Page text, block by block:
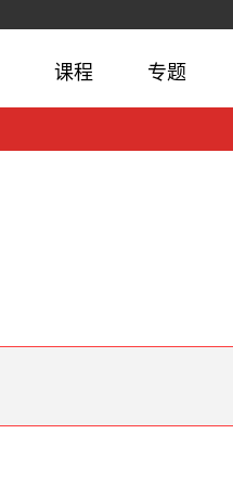
课程 专题